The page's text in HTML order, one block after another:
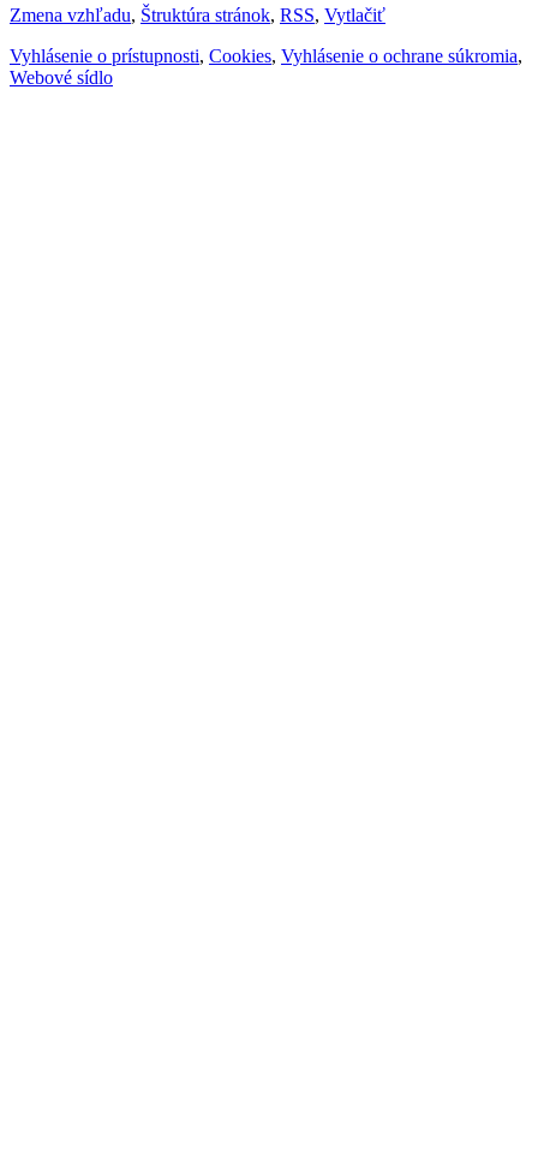
Zmena vzhľadu, Štruktúra stránok, RSS, Vytlačiť
Vyhlásenie o prístupnosti, Cookies, Vyhlásenie o ochrane súkromia,
Webové sídlo